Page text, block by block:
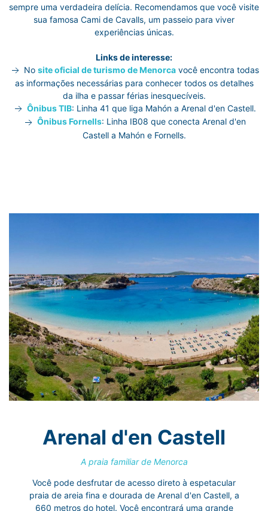
sempre uma verdadeira delícia. Recomendamos que você visite
sua famosa Cami de Cavalls, um passeio para viver
experiências únicas.
Links de interesse:
No site oficial de turismo de Menorcavocê encontra todas
as informações necessárias para conhecer todos os detalhes
da ilha e passar férias inesquecíveis.
Ônibus TIB: Linha 41 que liga Mahón a Arenal d'en Castell.
Ônibus Fornells: Linha IB08 que conecta Arenal d'en
Castell a Mahón e Fornells.
Arenal d'en Castell
A praia familiar de Menorca
Você pode desfrutar de acesso direto à espetacular
praia de areia fina e dourada de Arenal d'en Castell, a
660 metros do hotel. Você encontrará uma grande